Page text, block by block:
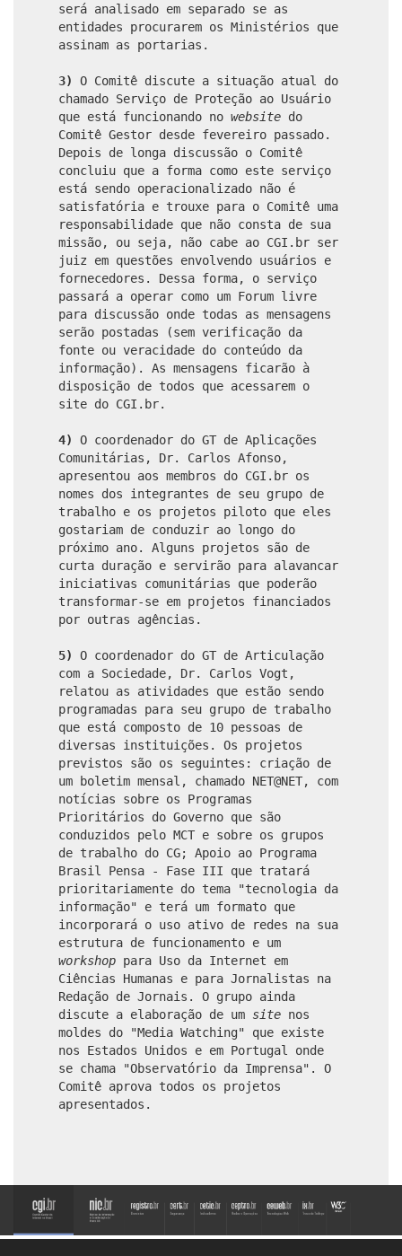
será analisado em separado se as
entidades procurarem os Ministérios que
assinam as portarias.
3)
O Comitê discute a situação atual do
chamado Serviço de Proteção ao Usuário
que está funcionando no website do
Comitê Gestor desde fevereiro passado.
Depois de longa discussão o Comitê
concluiu que a forma como este serviço
está sendo operacionalizado não é
satisfatória e trouxe para o Comitê uma
responsabilidade que não consta de sua
missão, ou seja, não cabe ao CGI.br ser
juiz em questões envolvendo usuários e
fornecedores. Dessa forma, o serviço
passará a operar como um Forum livre
para discussão onde todas as mensagens
serão postadas (sem verificação da
fonte ou veracidade do conteúdo da
informação). As mensagens ficarão à
disposição de todos que acessarem o
site do CGI.br.
4)
O coordenador do GT de Aplicações
Comunitárias, Dr. Carlos Afonso,
apresentou aos membros do CGI.br os
nomes dos integrantes de seu grupo de
trabalho e os projetos piloto que eles
gostariam de conduzir ao longo do
próximo ano. Alguns projetos são de
curta duração e servirão para alavancar
iniciativas comunitárias que poderão
transformar-se em projetos financiados
por outras agências.
5)
O coordenador do GT de Articulação
com a Sociedade, Dr. Carlos Vogt,
relatou as atividades que estão sendo
programadas para seu grupo de trabalho
que está composto de 10 pessoas de
diversas instituições. Os projetos
previstos são os seguintes: criação de
um boletim mensal, chamado NET@NET, com
notícias sobre os Programas
Prioritários do Governo que são
conduzidos pelo MCT e sobre os grupos
de trabalho do CG; Apoio ao Programa
Brasil Pensa - Fase III que tratará
prioritariamente do tema "tecnologia da
informação" e terá um formato que
incorporará o uso ativo de redes na sua
estrutura de funcionamento e um
workshop para Uso da Internet em
Ciências Humanas e para Jornalistas na
Redação de Jornais. O grupo ainda
discute a elaboração de um site nos
moldes do "Media Watching" que existe
nos Estados Unidos e em Portugal onde
se chama "Observatório da Imprensa". O
Comitê aprova todos os projetos
apresentados.